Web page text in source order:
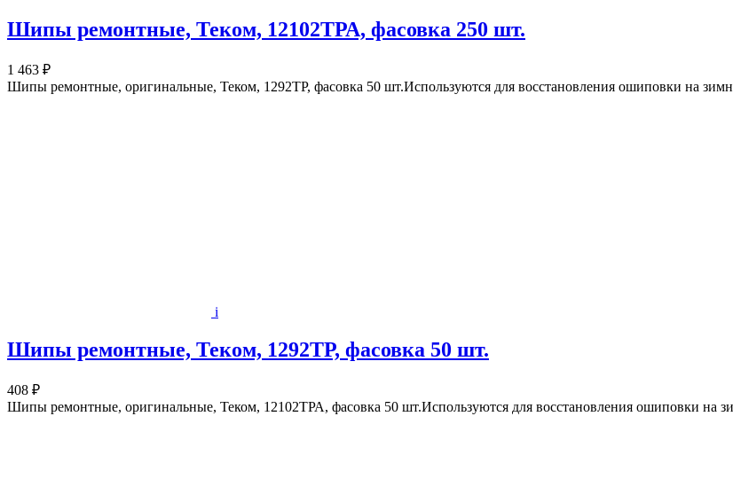
Шипы ремонтные, Теком, 12102ТРА, фасовка 250 шт.
1 463 ₽
Шипы ремонтные, оригинальные, Теком, 1292ТР, фасовка 50 шт.Используются для восстановления ошиповки на
i
Шипы ремонтные, Теком, 1292ТР, фасовка 50 шт.
408 ₽
Шипы ремонтные, оригинальные, Теком, 12102ТРА, фасовка 50 шт.Используются для восстановления ошиповки на